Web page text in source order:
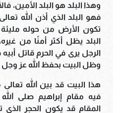
وهذا البلد هو البلد الأمين،
فهو البلد الذي أذن الله
تكون الأرض من حوله
البلد يظل أكثر أمنًا من
الرجل يرى في الحرم قاتل أبيه
وظل البيت بحفظ الله عز وجل
هذا البيت قد بين الله تعالى
فيه مقام إبراهيم صلى
المقام قد يكون الحجر الذي